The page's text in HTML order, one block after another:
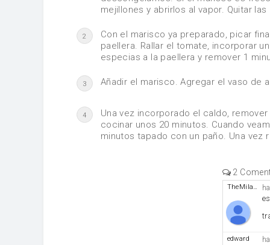
mejillones y abrirlos al vapor. Quitar
2
Con el marisco ya preparado, picar
paellera. Rallar el tomate, incorporar
especias a la paellera y remover 1
3 Añadir el marisco. Agregar el vaso de
4
Una vez incorporado el caldo,
cocinar unos 20 minutos. Cuando
minutos tapado con un paño. Una
2
TheMila46
edward